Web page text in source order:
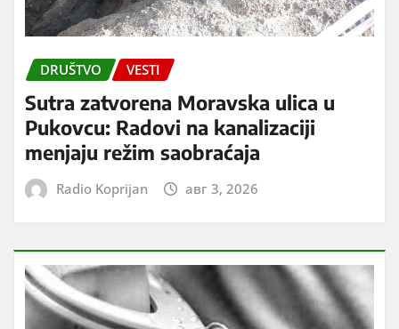
DRUŠTVO VESTI
Sutra zatvorena Moravska ulica u
Pukovcu: Radovi na kanalizaciji
menjaju režim saobraćaja
Radio Koprijan авг 3, 2026